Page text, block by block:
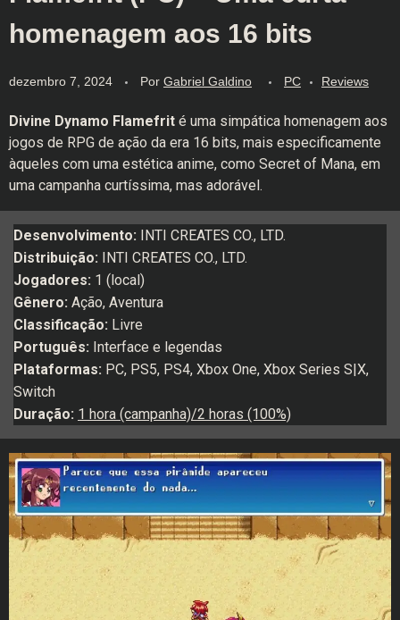
homenagem aos 16 bits
dezembro 7, 2024 Por Gabriel Galdino PC Reviews
Divine Dynamo Flamefrit é uma simpática homenagem aos
jogos de RPG de ação da era 16 bits, mais especificamente
àqueles com uma estética anime, como Secret of Mana, em
uma campanha curtíssima, mas adorável.
Desenvolvimento: INTI CREATES CO., LTD.
Distribuição: INTI CREATES CO., LTD.
Jogadores: 1 (local)
Gênero: Ação, Aventura
Classificação: Livre
Português: Interface e legendas
Plataformas: PC, PS5, PS4, Xbox One, Xbox Series S|X,
Switch
Duração: 1 hora (campanha)/2 horas (100%)